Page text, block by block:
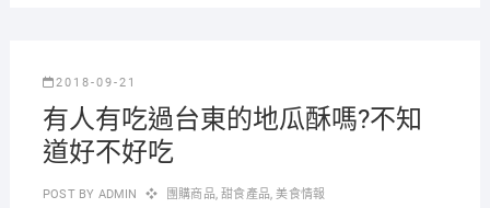
2018-09-21
有人有吃過台東的地瓜酥嗎?不知
道好不好吃
POST BY ADMIN 團購商品,甜食產品,美食情報